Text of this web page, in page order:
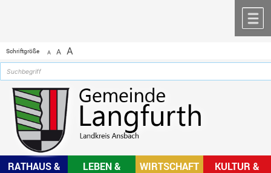
Schriftgröße A A A
RATHAUS &
LEBEN &
WIRTSCHAFT
KULTUR &